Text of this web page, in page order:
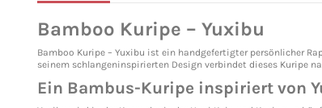
Bamboo Kuripe – Yuxibu
Bamboo Kuripe – Yuxibu ist ein handgefertigter persönlicher
seinem schlangeninspirierten Design verbindet dieses Kuripe
Ein Bambus-Kuripe inspiriert von